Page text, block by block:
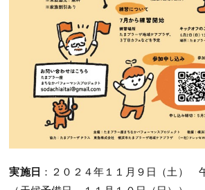
実施日 ：２０２４年１１月９日（土）